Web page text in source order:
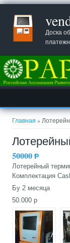
Доска
Вы здесь
Главная »
50000Ᵽ
Лотерейный
Комплектация
Бу 2 месяца
50.000 р